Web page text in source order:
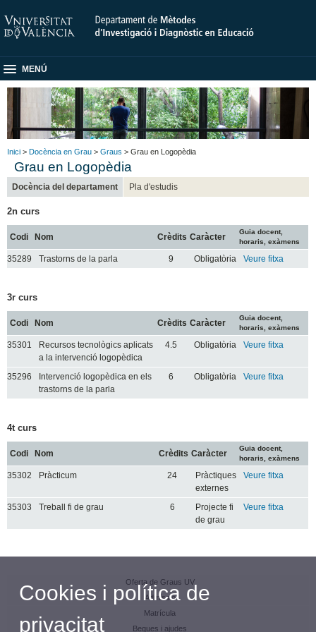
MENÚ
Inici > Docència en Grau > Graus > Grau en Logopèdia
Grau en Logopèdia
Docència del departament Pla d'estudis
2n curs
Codi Nom Crèdits Caràcter
Guia docent,
horaris, exàmens
35289 Trastorns de la parla 9 Obligatòria Veure fitxa
3r curs
Codi Nom Crèdits Caràcter
Guia docent,
horaris, exàmens
35301
Recursos tecnològics aplicats
a la intervenció logopèdica
4.5 Obligatòria Veure fitxa
35296
Intervenció logopèdica en els
trastorns de la parla
6 Obligatòria Veure fitxa
4t curs
Codi Nom Crèdits Caràcter
Guia docent,
horaris, exàmens
35302 Pràcticum 24
Pràctiques
externes
Veure fitxa
35303 Treball fi de grau 6
Projecte fi
de grau
Veure fitxa
Oferta de Graus UV
Admissió
Matrícula
Beques i ajudes
Cookies i política de
privacitat